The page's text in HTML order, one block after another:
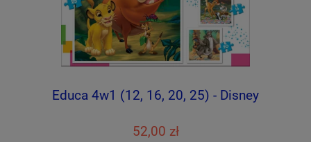
Educa 4w1 (12, 16, 20, 25) - Disney
52,00 zł